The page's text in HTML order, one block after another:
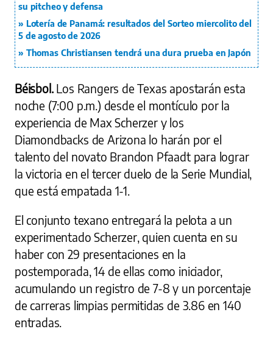
su pitcheo y defensa
Lotería de Panamá: resultados del Sorteo miercolito del
5 de agosto de 2026
Thomas Christiansen tendrá una dura prueba en Japón
Béisbol. Los Rangers de Texas apostarán esta
noche (7:00 p.m.) desde el montículo por la
experiencia de Max Scherzer y los
Diamondbacks de Arizona lo harán por el
talento del novato Brandon Pfaadt para lograr
la victoria en el tercer duelo de la Serie Mundial,
que está empatada 1-1.
El conjunto texano entregará la pelota a un
experimentado Scherzer, quien cuenta en su
haber con 29 presentaciones en la
postemporada, 14 de ellas como iniciador,
acumulando un registro de 7-8 y un porcentaje
de carreras limpias permitidas de 3.86 en 140
entradas.